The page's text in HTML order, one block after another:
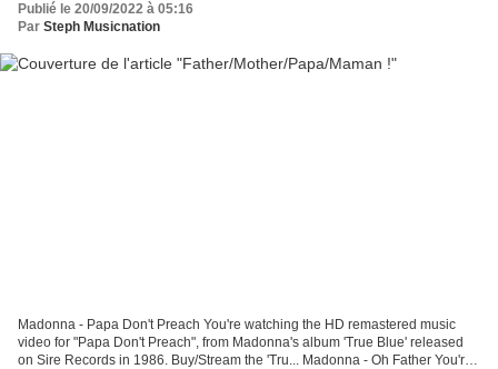
Publié le 20/09/2022 à 05:16
Par Steph Musicnation
Madonna - Papa Don't Preach You're watching the HD remastered music
video for "Papa Don't Preach", from Madonna's album 'True Blue' released
on Sire Records in 1986. Buy/Stream the 'Tru... Madonna - Oh Father You're